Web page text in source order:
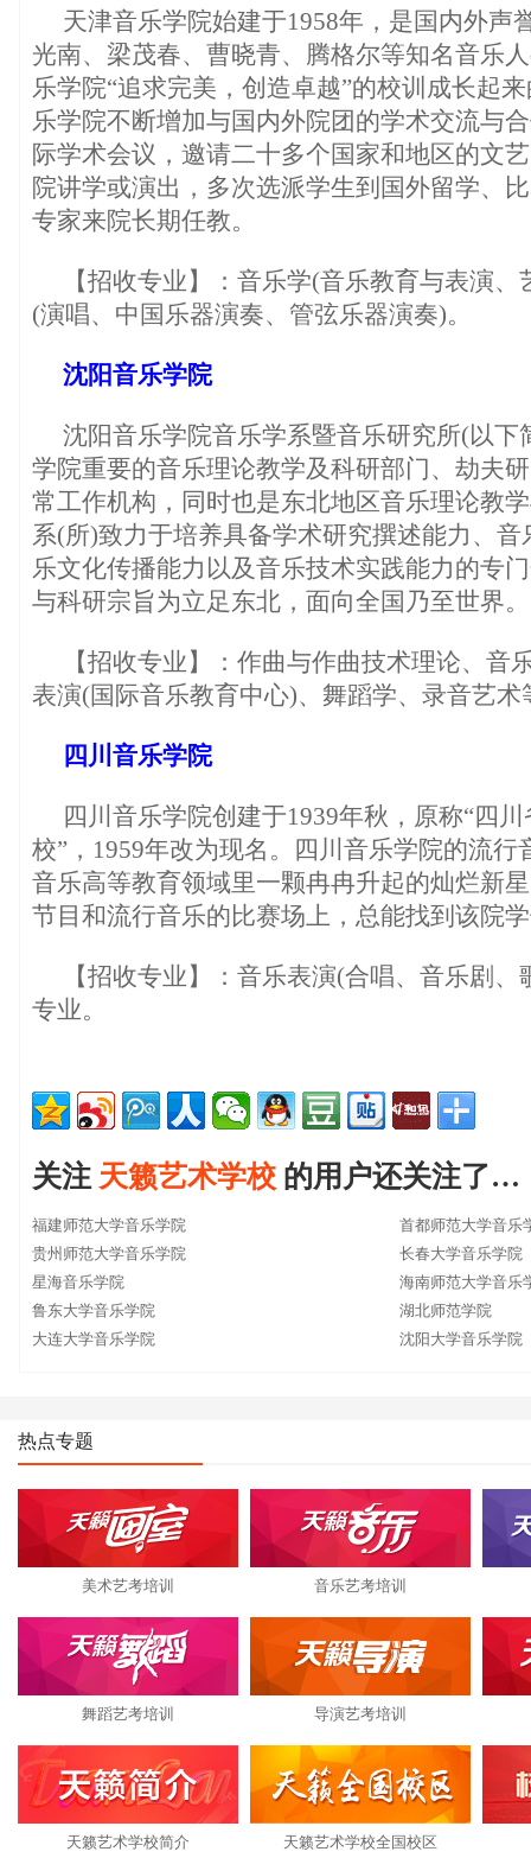
天津音乐学院始建于1958年，是国内外声
光南、梁茂春、曹晓青、腾格尔等知名音乐
乐学院“追求完美，创造卓越”的校训成长起
乐学院不断增加与国内外院团的学术交流与
际学术会议，邀请二十多个国家和地区的文
院讲学或演出，多次选派学生到国外留学、
专家来院长期任教。
【招收专业】：音乐学(音乐教育与表演
(演唱、中国乐器演奏、管弦乐器演奏)。
沈阳音乐学院
沈阳音乐学院音乐学系暨音乐研究所(以下
学院重要的音乐理论教学及科研部门、劫夫
常工作机构，同时也是东北地区音乐理论教
系(所)致力于培养具备学术研究撰述能力、
乐文化传播能力以及音乐技术实践能力的专
与科研宗旨为立足东北，面向全国乃至世界。
【招收专业】：作曲与作曲技术理论、音
表演(国际音乐教育中心)、舞蹈学、录音艺术
四川音乐学院
四川音乐学院创建于1939年秋，原称“四
校”，1959年改为现名。四川音乐学院的流行
音乐高等教育领域里一颗冉冉升起的灿烂新
节目和流行音乐的比赛场上，总能找到该院
【招收专业】：音乐表演(合唱、音乐剧
专业。
关注 天籁艺术学校 的用户还关注了…
福建师范大学音乐学院
贵州师范大学音乐学院
星海音乐学院
鲁东大学音乐学院
大连大学音乐学院
首都师范大学音乐
长春大学音乐学院
海南师范大学音乐
湖北师范学院
沈阳大学音乐学院
热点专题
美术艺考培训 音乐艺考培训
舞蹈艺考培训 导演艺考培训
天籁艺术学校简介 天籁艺术学校全国校区